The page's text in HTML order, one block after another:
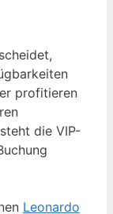
profitieren
die VIP-
Leonardo